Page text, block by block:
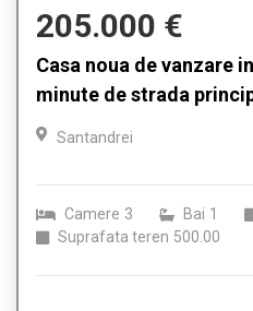
205.000 €
Casa noua de vanzare
minute de strada
Santandrei
Camere 3 Bai 1
Suprafata teren 500.00